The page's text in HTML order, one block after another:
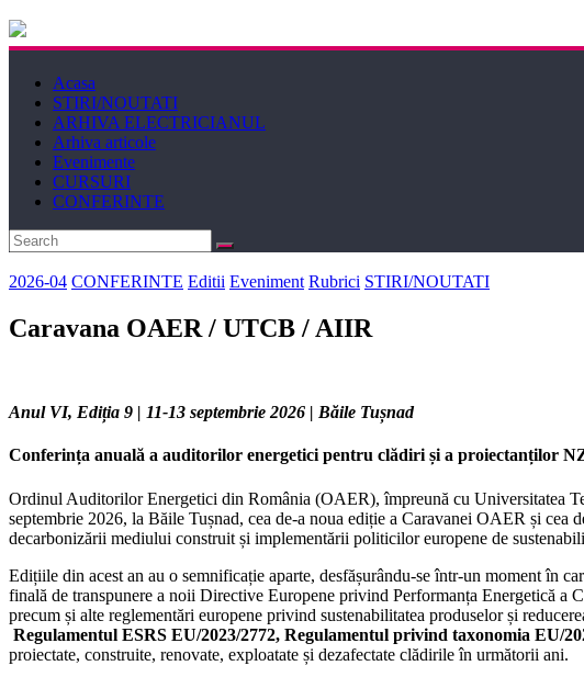
Electricianul
Revista
Electricianul
Acasa
STIRI/NOUTATI
ARHIVA ELECTRICIANUL
Arhiva articole
Evenimente
CURSURI
CONFERINTE
2026-04 CONFERINTE Editii Eveniment Rubrici STIRI/NOUTATI
Caravana OAER / UTCB / AIIR
Anul VI, Ediția 9 | 11-13 septembrie 2026 | Băile Tușnad
Conferința anuală a auditorilor energetici pentru clădiri și a proiectanților
Ordinul Auditorilor Energetici din România (OAER), împreună cu Universitatea
septembrie 2026, la Băile Tușnad, cea de-a noua ediție a Caravanei OAER și
decarbonizării mediului construit și implementării politicilor europene de
Edițiile din acest an au o semnificație aparte, desfășurându-se într-un moment în
finală de transpunere a noii Directive Europene privind Performanța Energetică a
precum și alte reglementări europene privind sustenabilitatea produselor și
Regulamentul ESRS EU/2023/2772, Regulamentul privind taxonomia EU/
proiectate, construite, renovate, exploatate și dezafectate clădirile în următorii ani.